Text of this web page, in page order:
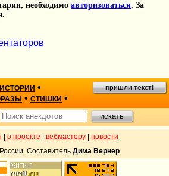
необходимо авторизоваться. За
ИСТОРИИ •
• СТИШКИ •
пришли текст!
о проекте вебмастеру
новости
Составитель Дима Вернер